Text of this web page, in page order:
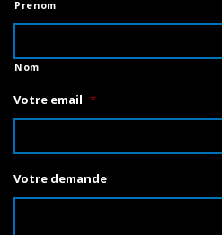
Prenom
Nom
Votre email *
Votre demande